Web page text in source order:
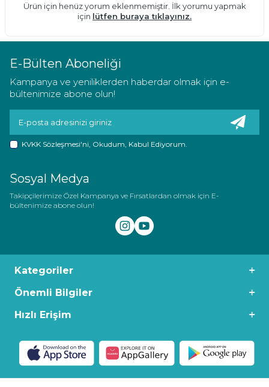
Ürün için henüz yorum eklenmemiştir. İlk yorumu yapmak
için lütfen buraya tıklayınız.
E-Bülten Aboneliği
Kampanya ve yeniliklerden haberdar olmak için e-
bültenimize abone olun!
KVKK Sözleşmesi'ni , Okudum, Kabul Ediyorum.
Sosyal Medya
Takipçilerimize Özel Kampanya ve Fırsatlardan olmak için E-
bültenimize abone olun!
Kategoriler
Önemli Bilgiler
Hızlı Erişim